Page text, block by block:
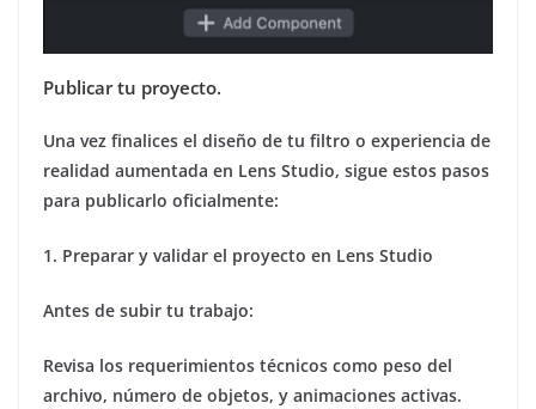
Publicar tu proyecto.
Una vez finalices el diseño de tu filtro o experiencia de
realidad aumentada en Lens Studio, sigue estos pasos
para publicarlo oficialmente:
1. Preparar y validar el proyecto en Lens Studio
Antes de subir tu trabajo:
Revisa los requerimientos técnicos como peso del
archivo, número de objetos, y animaciones activas.